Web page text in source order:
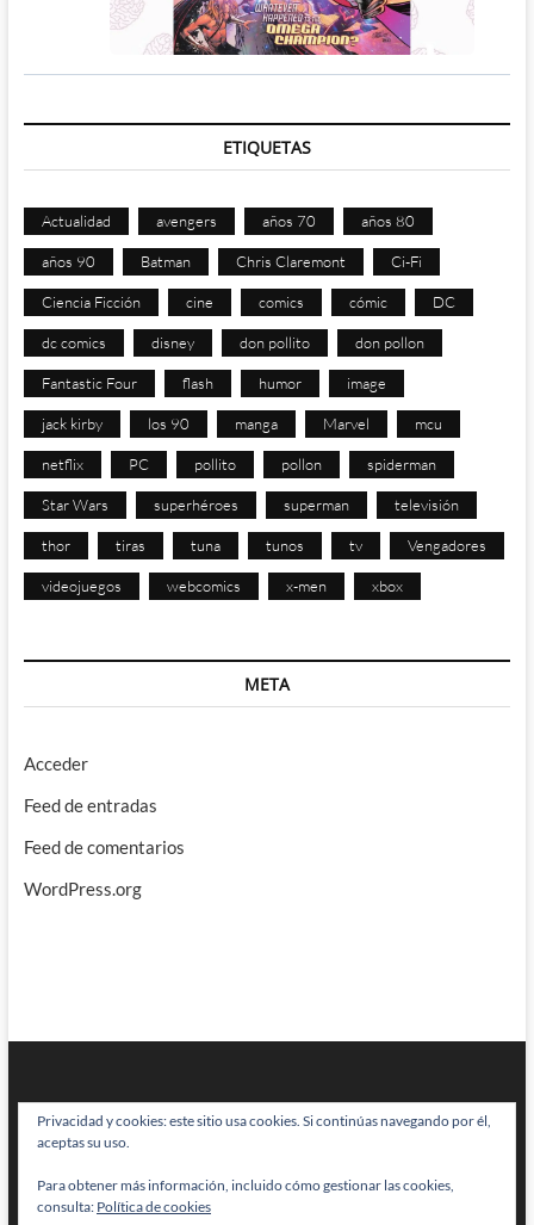
ETIQUETAS
Actualidad avengers años 70 años 80
años 90 Batman Chris Claremont Ci-Fi
Ciencia Ficción cine comics cómic DC
dc comics disney don pollito don pollon
Fantastic Four flash humor image
jack kirby los 90 manga Marvel mcu
netflix PC pollito pollon spiderman
Star Wars superhéroes superman televisión
thor tiras tuna tunos tv Vengadores
videojuegos webcomics x-men xbox
META
Acceder
Feed de entradas
Feed de comentarios
WordPress.org
BRAINSTOMPING| Diseñado por:Theme Freesia|WordPress| © Todos
los derechos reservados
Privacidad y cookies: este sitio usa cookies. Si continúas navegando por él,
aceptas su uso.
Para obtener más información, incluido cómo gestionar las cookies,
consulta: Política de cookies